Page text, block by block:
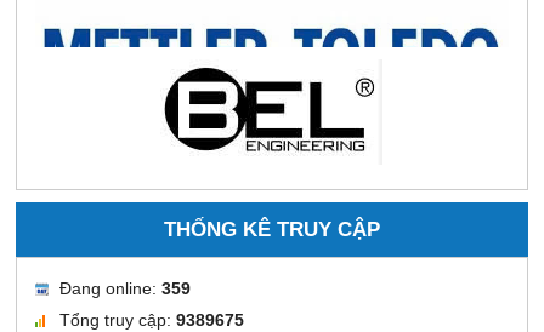
THỐNG KÊ TRUY CẬP
Đang online:359
Tổng truy cập:9389675